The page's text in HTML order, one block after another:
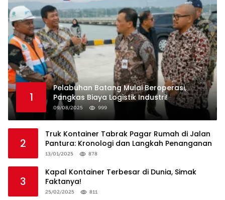
1
Pelabuhan Batang Mulai Beroperasi,
Pangkas Biaya Logistik Industri!
09/08/2025 999
2
Truk Kontainer Tabrak Pagar Rumah di Jalan
Pantura: Kronologi dan Langkah Penanganan
13/01/2025 878
3
Kapal Kontainer Terbesar di Dunia, Simak
Faktanya!
25/02/2025 811